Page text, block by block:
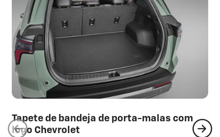
Tapete de bandeja de porta-malas com
logo Chevrolet